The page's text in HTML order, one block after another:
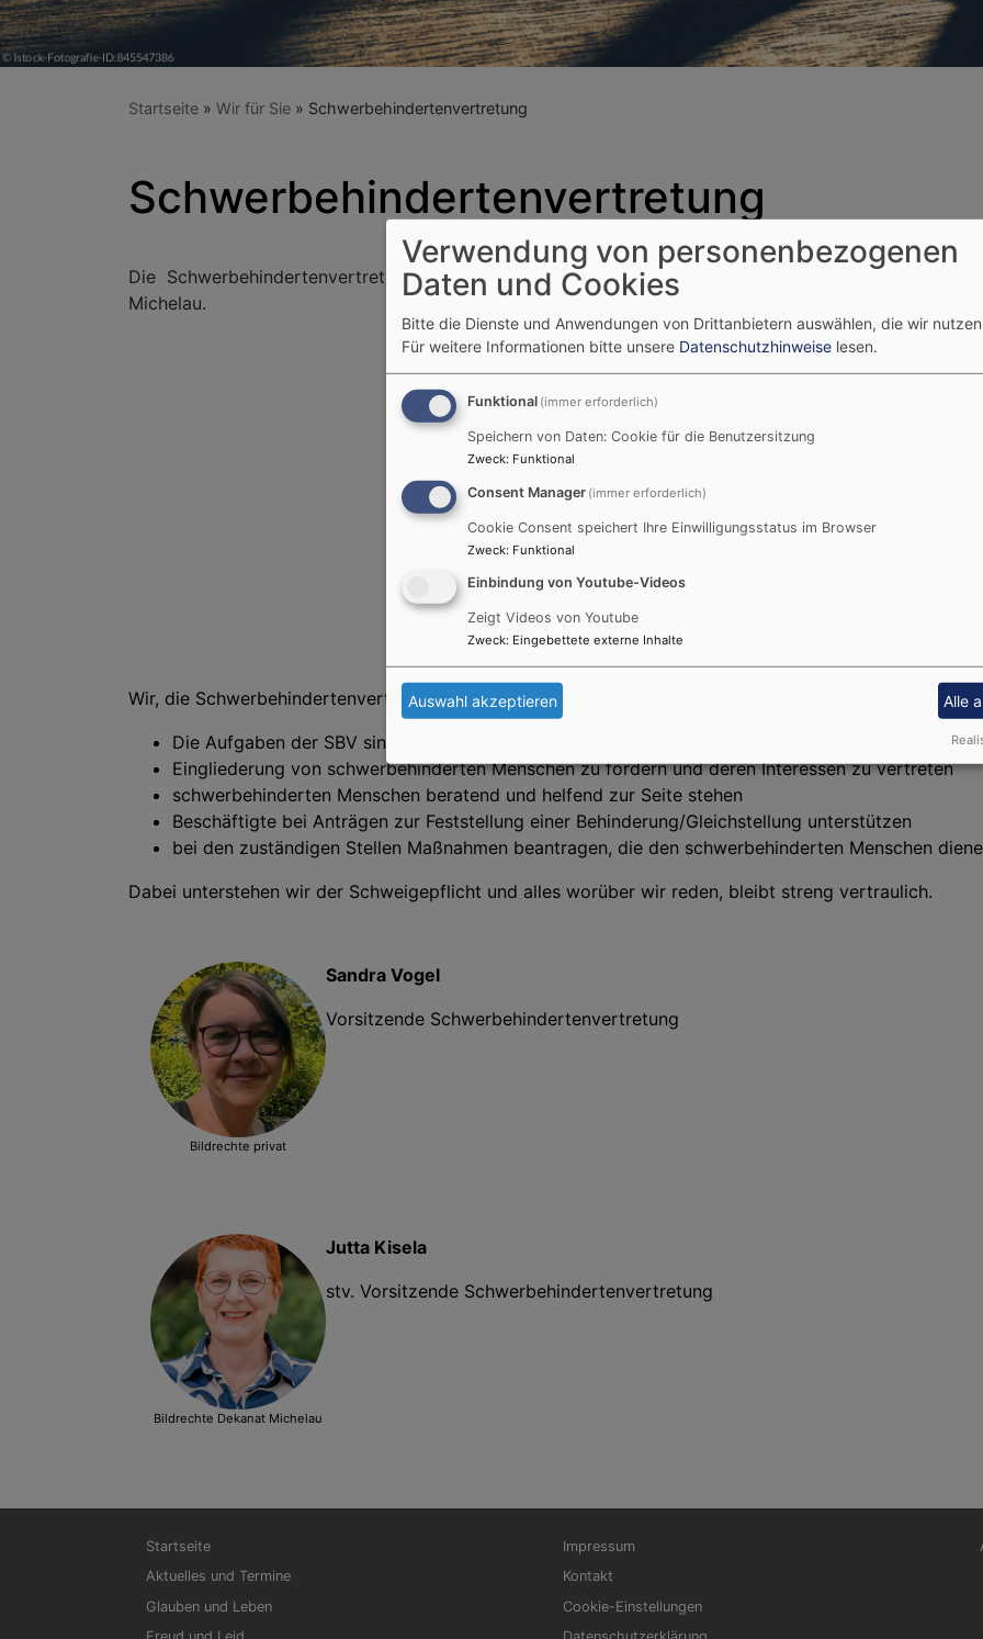
Startseite Wir für Sie Schwerbehindertenvertretung
Schwerbehindertenvertretung
Die Schwerbehindertenvertretung vertritt die Interessen der schwerbehinderten und
Michelau.
Adresse:
96247 Michelau
Sprechzeiten:
Wir, die Schwerbehindertenvertretung des Dekanatsbezirks Michelau, sind gerne für Ihre Belange
Die Aufgaben der SBV sind nach dem SGB IX geregelt und umfassen u.a.:
Eingliederung von schwerbehinderten Menschen zu fördern und deren Interessen zu vertreten
schwerbehinderten Menschen beratend und helfend zur Seite stehen
Beschäftigte bei Anträgen zur Feststellung einer Behinderung/Gleichstellung unterstützen
bei den zuständigen Stellen Maßnahmen beantragen, die den schwerbehinderten Menschen
Dabei unterstehen wir der Schweigepflicht und alles worüber wir reden, bleibt streng vertraulich.
Bildrechte privat
Sandra Vogel
Vorsitzende Schwerbehindertenvertretung
Bildrechte Dekanat Michelau
Jutta Kisela
stv. Vorsitzende Schwerbehindertenvertretung
Hauptnavigation
Startseite
Aktuelles und Termine
Glauben und Leben
Fußbereichsmenü
Impressum
Kontakt
Cookie-Einstellungen
Verwendung von personenbezogenen
Daten und Cookies
Bitte die Dienste und Anwendungen von Drittanbietern auswählen, die wir
Für weitere Informationen bitte unsere Datenschutzhinweise lesen.
Funktional (immer erforderlich)
Speichern von Daten: Cookie für die Benutzersitzung
Zweck: Funktional
Consent Manager (immer erforderlich)
Cookie Consent speichert Ihre Einwilligungsstatus im Browser
Zweck: Funktional
Einbindung von Youtube-Videos
Zeigt Videos von Youtube
Zweck: Eingebettete externe Inhalte
Auswahl akzeptieren Alle